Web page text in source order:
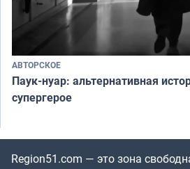
АВТОРСКОЕ
Паук-нуар: альтернативная
супергерое
Region51.com — это зона